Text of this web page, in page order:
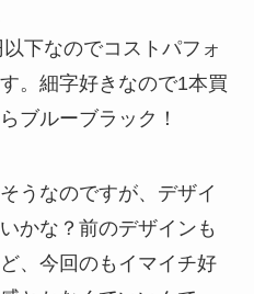
下なのでコストパフォ
。細字好きなので1本買
ブルーブラック！
うなのですが、デザイ
かな？前のデザインも
、今回のもイマイチ好